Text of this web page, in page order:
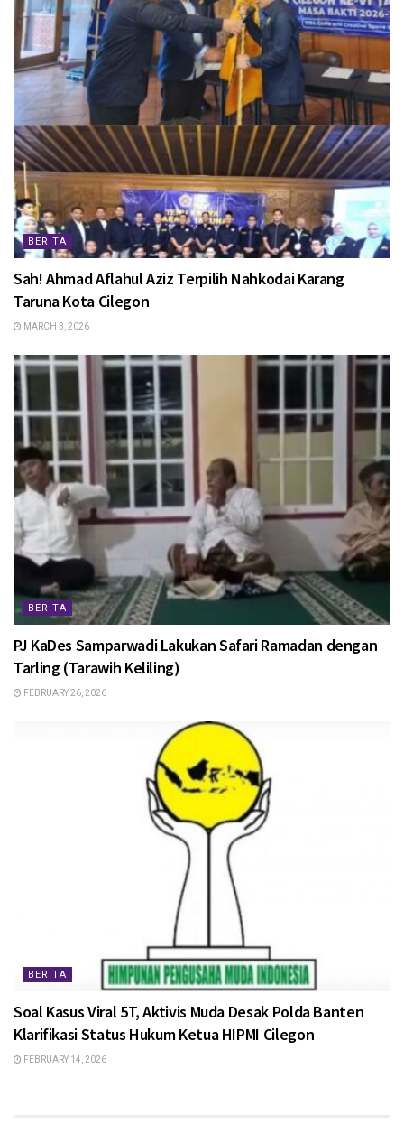
BERITA
Sah! Ahmad Aflahul Aziz Terpilih Nahkodai Karang
Taruna Kota Cilegon
MARCH 3, 2026
BERITA
PJ KaDes Samparwadi Lakukan Safari Ramadan dengan
Tarling (Tarawih Keliling)
FEBRUARY 26, 2026
BERITA
Soal Kasus Viral 5T, Aktivis Muda Desak Polda Banten
Klarifikasi Status Hukum Ketua HIPMI Cilegon
FEBRUARY 14, 2026